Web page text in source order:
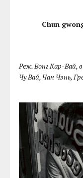
Chun
Реж. Вонг Кар-Вай,
Чу Вай, Чан Чэнь,